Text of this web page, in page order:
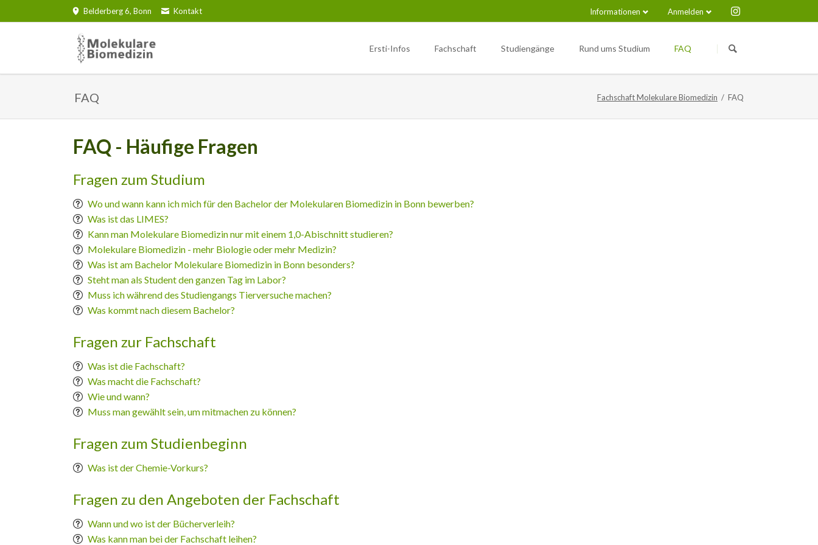
Belderberg 6, Bonn Kontakt Anmelden
Informationen
überspringen
Ersti-Infos
Erstifahrt
Fachschaft
Sitzungseinladungen
Mitglieder
Gremien
Bücherverleih
Newsletter
Studiengänge
1. Semester
2. Semester
4. Semester
Freier Wahlbereich
2. Semester
Lab rotations
2. Semester
Infection (M.Sc.)
Rund ums Studium
Studentische Gruppen (Uni)
Studentische Gruppen (AStA)
FAQ
FAQ Fachschaft Molekulare Biomedizin FAQ
FAQ - Häufige Fragen
Fragen zum Studium
Wo und wann kann ich mich für den Bachelor der Molekularen Biomedizin in Bonn bewerben?
Was ist das LIMES?
Kann man Molekulare Biomedizin nur mit einem 1,0-Abischnitt studieren?
Molekulare Biomedizin - mehr Biologie oder mehr Medizin?
Was ist am Bachelor Molekulare Biomedizin in Bonn besonders?
Steht man als Student den ganzen Tag im Labor?
Muss ich während des Studiengangs Tierversuche machen?
Was kommt nach diesem Bachelor?
Fragen zur Fachschaft
Was ist die Fachschaft?
Was macht die Fachschaft?
Wie und wann?
Muss man gewählt sein, um mitmachen zu können?
Fragen zum Studienbeginn
Was ist der Chemie-Vorkurs?
Fragen zu den Angeboten der Fachschaft
Wann und wo ist der Bücherverleih?
Was kann man bei der Fachschaft leihen?